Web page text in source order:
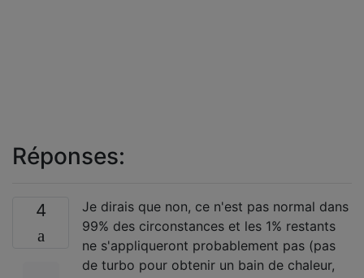
Réponses:
4
Je dirais que non, ce n'est pas normal dans
99% des circonstances et les 1% restants
ne s'appliqueront probablement pas (pas
de turbo pour obtenir un bain de chaleur,